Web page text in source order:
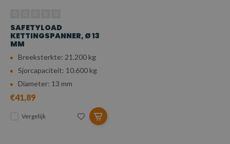
SAFETYLOAD
KETTINGSPANNER, Ø 13
MM
Breeksterkte: 21.200 kg
Sjorcapaciteit: 10.600 kg
Diameter: 13 mm
€41,89
Vergelijk